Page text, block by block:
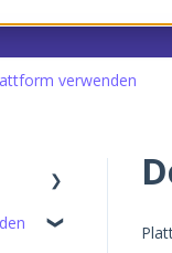
da das Suchfeld
verwenden